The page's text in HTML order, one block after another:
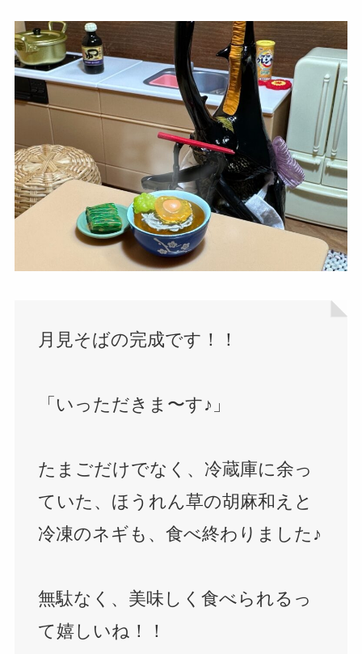
月見そばの完成です！！
「いっただきま〜す♪」
たまごだけでなく、冷蔵庫に余っ
ていた、ほうれん草の胡麻和えと
冷凍のネギも、食べ終わりました♪
無駄なく、美味しく食べられるっ
て嬉しいね！！